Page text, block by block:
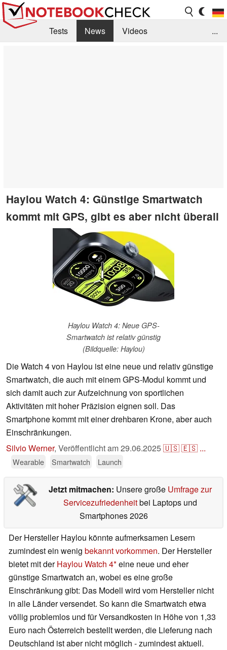
Tests News
Videos
...
Haylou Watch 4: Günstige Smartwatch
kommt mit GPS, gibt es aber nicht überall
Haylou Watch 4: Neue GPS-
Smartwatch ist relativ günstig
(Bildquelle: Haylou)
Die Watch 4 von Haylou ist eine neue und relativ günstige
Smartwatch, die auch mit einem GPS-Modul kommt und
sich damit auch zur Aufzeichnung von sportlichen
Aktivitäten mit hoher Präzision eignen soll. Das
Smartphone kommt mit einer drehbaren Krone, aber auch
Einschränkungen.
Silvio Werner, Veröffentlicht am29.06.2025🇺🇸🇪🇸 ...
Wearable Smartwatch Launch
Jetzt mitmachen: Unsere große Umfrage zur
Servicezufriedenheitbei Laptops und
Smartphones 2026
Der Hersteller Haylou könnte aufmerksamen Lesern
zumindest ein wenig bekannt vorkommen. Der Hersteller
bietet mit derHaylou Watch 4 eine neue und eher
günstige Smartwatch an, wobei es eine große
Einschränkung gibt: Das Modell wird vom Hersteller nicht
in alle Länder versendet. So kann die Smartwatch etwa
völlig problemlos und für Versandkosten in Höhe von 1,33
Euro nach Österreich bestellt werden, die Lieferung nach
Deutschland ist aber nicht möglich - zumindest aktuell.